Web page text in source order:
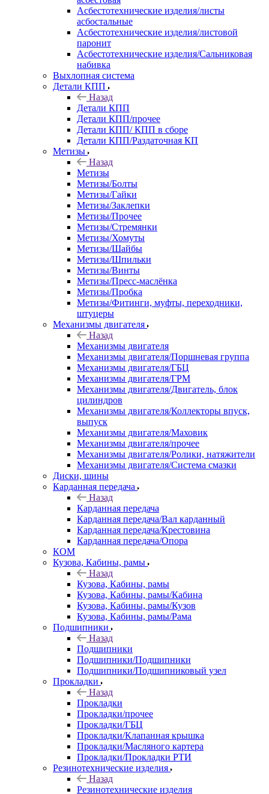
Асбестотехнические изделия/листы
асбостальные
Асбестотехнические изделия/листовой
паронит
Асбестотехнические изделия/Сальниковая
набивка
Выхлопная система
Детали КПП
Назад
Детали КПП
Детали КПП/прочее
Детали КПП/ КПП в сборе
Детали КПП/Раздаточная КП
Метизы
Назад
Метизы
Метизы/Болты
Метизы/Гайки
Метизы/Заклепки
Метизы/Прочее
Метизы/Стремянки
Метизы/Хомуты
Метизы/Шайбы
Метизы/Шпильки
Метизы/Винты
Метизы/Пресс-маслёнка
Метизы/Пробка
Метизы/Фитинги, муфты, переходники,
штуцеры
Механизмы двигателя
Назад
Механизмы двигателя
Механизмы двигателя/Поршневая группа
Механизмы двигателя/ГБЦ
Механизмы двигателя/ГРМ
Механизмы двигателя/Двигатель, блок
цилиндров
Механизмы двигателя/Коллекторы впуск,
выпуск
Механизмы двигателя/Маховик
Механизмы двигателя/прочее
Механизмы двигателя/Ролики, натяжители
Механизмы двигателя/Система смазки
Диски, шины
Карданная передача
Назад
Карданная передача
Карданная передача/Вал карданный
Карданная передача/Крестовина
Карданная передача/Опора
КОМ
Кузова, Кабины, рамы
Назад
Кузова, Кабины, рамы
Кузова, Кабины, рамы/Кабина
Кузова, Кабины, рамы/Кузов
Кузова, Кабины, рамы/Рама
Подшипники
Назад
Подшипники
Подшипники/Подшипники
Подшипники/Подшипниковый узел
Прокладки
Назад
Прокладки
Прокладки/прочее
Прокладки/ГБЦ
Прокладки/Клапанная крышка
Прокладки/Масляного картера
Прокладки/Прокладки РТИ
Резинотехнические изделия
Назад
Резинотехнические изделия